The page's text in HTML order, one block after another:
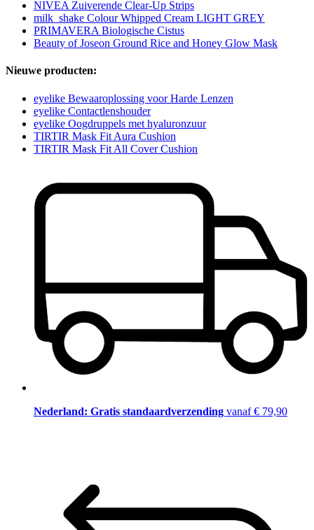
NIVEA Zuiverende Clear-Up Strips
milk_shake Colour Whipped Cream LIGHT GREY
PRIMAVERA Biologische Cistus
Beauty of Joseon Ground Rice and Honey Glow Mask
Nieuwe producten:
eyelike Bewaaroplossing voor Harde Lenzen
eyelike Contactlenshouder
eyelike Oogdruppels met hyaluronzuur
TIRTIR Mask Fit Aura Cushion
TIRTIR Mask Fit All Cover Cushion
Nederland: Gratis standaardverzending vanaf € 79,90